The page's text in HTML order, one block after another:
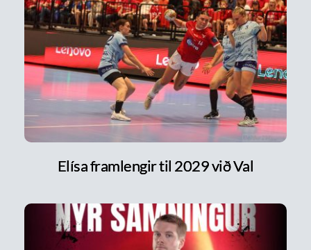
Elísa framlengir til 2029 við Val